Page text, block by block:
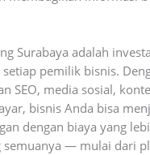
Surabaya adalah
pemilik bisnis.
SEO, media sosial,
bisnis Anda bisa
dengan biaya yang
semuanya — mulai dari